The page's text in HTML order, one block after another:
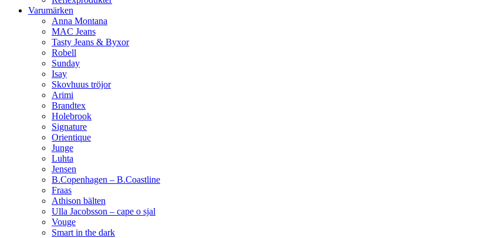
Varumärken
Anna Montana
MAC Jeans
Tasty Jeans & Byxor
Robell
Sunday
Isay
Skovhuus tröjor
Arimi
Brandtex
Holebrook
Signature
Orientique
Junge
Luhta
Jensen
B.Copenhagen – B.Coastline
Fraas
Athison bälten
Ulla Jacobsson – cape o sjal
Vouge
Smart in the dark